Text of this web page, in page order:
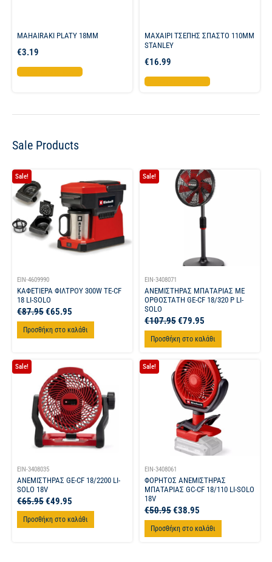
MAHAIRAKI PLATY 18MM
€3.19
Προσθήκη στο καλάθι
ΜΑΧΑΙΡΙ ΤΣΕΠΗΣ ΣΠΑΣΤΟ 110MM
STANLEY
€16.99
Προσθήκη στο καλάθι
Sale Products
Sale!
EIN-4609990
ΚΑΦΕΤΙΕΡΑ ΦΙΛΤΡΟΥ 300W TE-CF
18 LI-SOLO
€87.95€65.95
Προσθήκη στο καλάθι
Sale!
EIN-3408071
ΑΝΕΜΙΣΤΗΡΑΣ ΜΠΑΤΑΡΙΑΣ ΜΕ
ΟΡΘΟΣΤΑΤΗ GE-CF 18/320 P LI-
SOLO
€107.95€79.95
Προσθήκη στο καλάθι
Sale!
EIN-3408035
ΑΝΕΜΙΣΤΗΡΑΣ GE-CF 18/2200 LI-
SOLO 18V
€65.95€49.95
Προσθήκη στο καλάθι
Sale!
EIN-3408061
ΦΟΡΗΤΟΣ ΑΝΕΜΙΣΤΗΡΑΣ
ΜΠΑΤΑΡΙΑΣ GC-CF 18/110 LI-SOLO
18V
€50.95€38.95
Προσθήκη στο καλάθι